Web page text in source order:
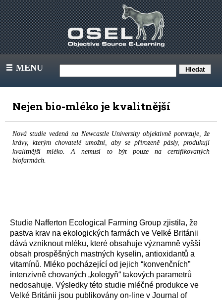
III MENU
Nejen bio-mléko je kvalitnější
Nová studie vedená na Newcastle University objektivně potvrzuje, že
krávy, kterým chovatelé umožní, aby se přirozeně pásly, produkují
kvalitnější mléko. A nemusí to být pouze na certifikovaných
biofarmách.
Studie Nafferton Ecological Farming Group zjistila, že
pastva krav na ekologických farmách ve Velké Británii
dává vzniknout mléku, které obsahuje významně vyšší
obsah prospěšných mastných kyselin, antioxidantů a
vitamínů. Mléko pocházející od jejich “konvenčních”
intenzivně chovaných „kolegyň“ takových parametrů
nedosahuje. Výsledky této studie mléčné produkce ve
Velké Británii jsou publikovány on-line v Journal of